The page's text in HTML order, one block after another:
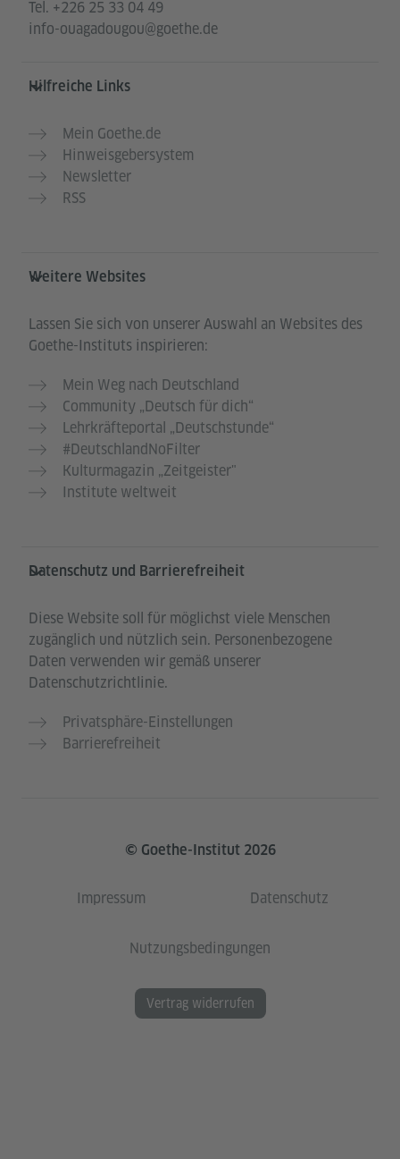
Tel. +226 25 33 04 49
info-ouagadougou@goethe.de
Hilfreiche Links
Mein Goethe.de
Hinweisgebersystem
Newsletter
RSS
Weitere Websites
Lassen Sie sich von unserer Auswahl an Websites des
Goethe-Instituts inspirieren:
Mein Weg nach Deutschland
Community „Deutsch für dich“
Lehrkräfteportal „Deutschstunde“
#DeutschlandNoFilter
Kulturmagazin „Zeitgeister"
Institute weltweit
Datenschutz und Barrierefreiheit
Diese Website soll für möglichst viele Menschen
zugänglich und nützlich sein. Personenbezogene
Daten verwenden wir gemäß unserer
Datenschutzrichtlinie.
Privatsphäre-Einstellungen
Barrierefreiheit
© Goethe-Institut 2026
Impressum Datenschutz
Nutzungsbedingungen
Vertrag widerrufen